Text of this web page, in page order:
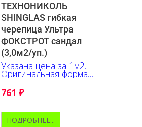
ТЕХНОНИКОЛЬ
SHINGLAS гибкая
черепица Ультра
ФОКСТРОТ сандал
(3,0м2/уп.)
Указана цена за 1м2.
Оригинальная форма
гонта, выгодно
подчёркивает глубину
оттенков, их переливы и
761 ₽
ПОДРОБНЕЕ...